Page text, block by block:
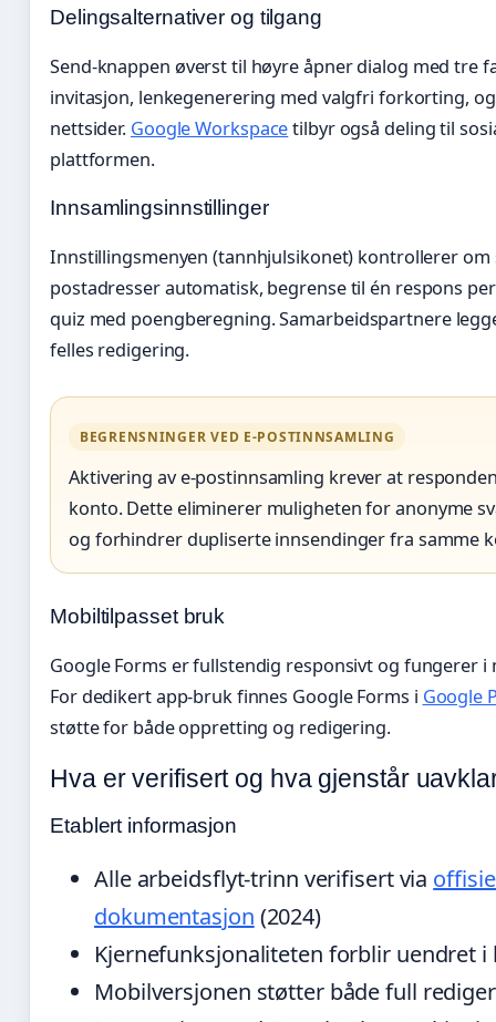
Delingsalternativer og tilgang
Send-knappen øverst til høyre åpner dialog med tre
invitasjon, lenkegenerering med valgfri forkorting,
nettsider. Google Workspacetilbyr også deling til
plattformen.
Innsamlingsinnstillinger
Innstillingsmenyen (tannhjulsikonet) kontrollerer om
postadresser automatisk, begrense til én respons
quiz med poengberegning. Samarbeidspartnere
felles redigering.
BEGRENSNINGER VED E-POSTINNSAMLING
Aktivering av e-postinnsamling krever at
konto. Dette eliminerer muligheten for anonyme
og forhindrer dupliserte innsendinger fra samme
Mobiltilpasset bruk
Google Forms er fullstendig responsivt og fungerer i
For dedikert app-bruk finnes Google Forms i Google
støtte for både oppretting og redigering.
Hva er verifisert og hva gjenstår
Etablert informasjon
Alle arbeidsflyt-trinn verifisert via
dokumentasjon (2024)
Kjernefunksjonaliteten forblir uendret i
Mobilversjonen støtter både full